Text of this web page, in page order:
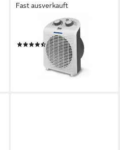
Fast ausverkauft
Heizlüfter Trend HL 100
(4)
ab 28,99 €
lieferbar - in 3-4 Werktagen bei dir